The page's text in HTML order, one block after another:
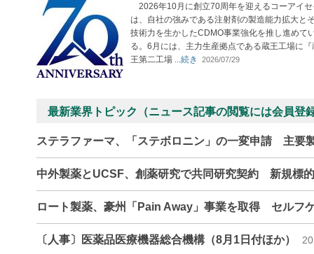
2026年10月に創立70周年を迎えるコーアイセ
は、自社の強みである注射剤の製造能力拡大と
技術力を生かしたCDMO事業強化を推し進めて
る。6月には、主力生産拠点である蔵王工場に『
王第二工場 ...続き 2026/07/29
最新業界トピック（ニュース記事の閲覧には会員登
ステラファーマ、「ステボロニン」の一変申請 主要
中外製薬とUCSF、創薬研究で共同研究契約 新規標
ロート製薬、豪州「Pain Away」事業を取得 セルフ
〔人事〕医薬品医療機器総合機構（8月1日付ほか）